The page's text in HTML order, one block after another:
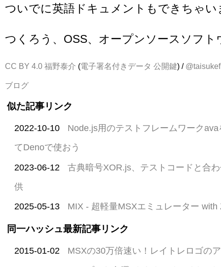
ついでに英語ドキュメントもできちゃい
つくろう、OSS、オープンソースソフト
CC BY 4.0 福野泰介 (電子署名付きデータ 公開鍵) / @taisukef
ブログ
似た記事リンク
2022-10-10
Node.js用のテストフレームワーク
てDenoで使おう
2023-06-12
古典暗号XOR.js、テストコードと合
供
2025-05-13 MIX - 超軽量MSXエミュレーター with
同一ハッシュ最新記事リンク
2015-01-02 MSXの30万倍速い！レイトレロゴの